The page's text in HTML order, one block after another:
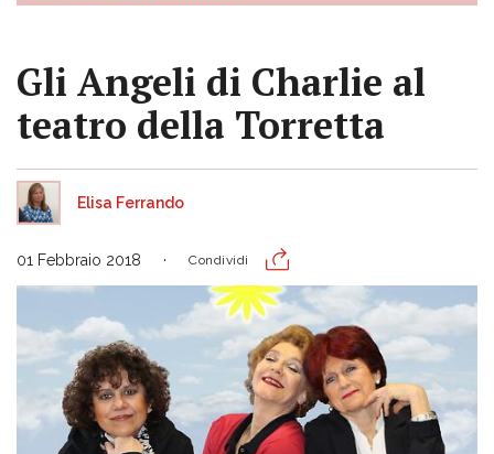
Gli Angeli di Charlie al
teatro della Torretta
Elisa Ferrando
01 Febbraio 2018 Condividi